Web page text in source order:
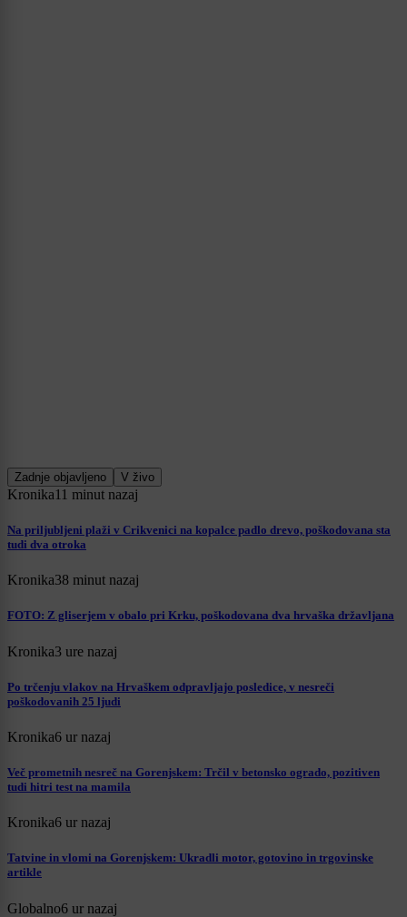
Zadnje objavljeno V živo
Kronika11 minut nazaj
Na priljubljeni plaži v Crikvenici na kopalce padlo drevo, poškodovana sta
tudi dva otroka
Kronika38 minut nazaj
FOTO: Z gliserjem v obalo pri Krku, poškodovana dva hrvaška državljana
Kronika3 ure nazaj
Po trčenju vlakov na Hrvaškem odpravljajo posledice, v nesreči
poškodovanih 25 ljudi
Kronika6 ur nazaj
Več prometnih nesreč na Gorenjskem: Trčil v betonsko ogrado, pozitiven
tudi hitri test na mamila
Kronika6 ur nazaj
Tatvine in vlomi na Gorenjskem: Ukradli motor, gotovino in trgovinske
artikle
Globalno6 ur nazaj